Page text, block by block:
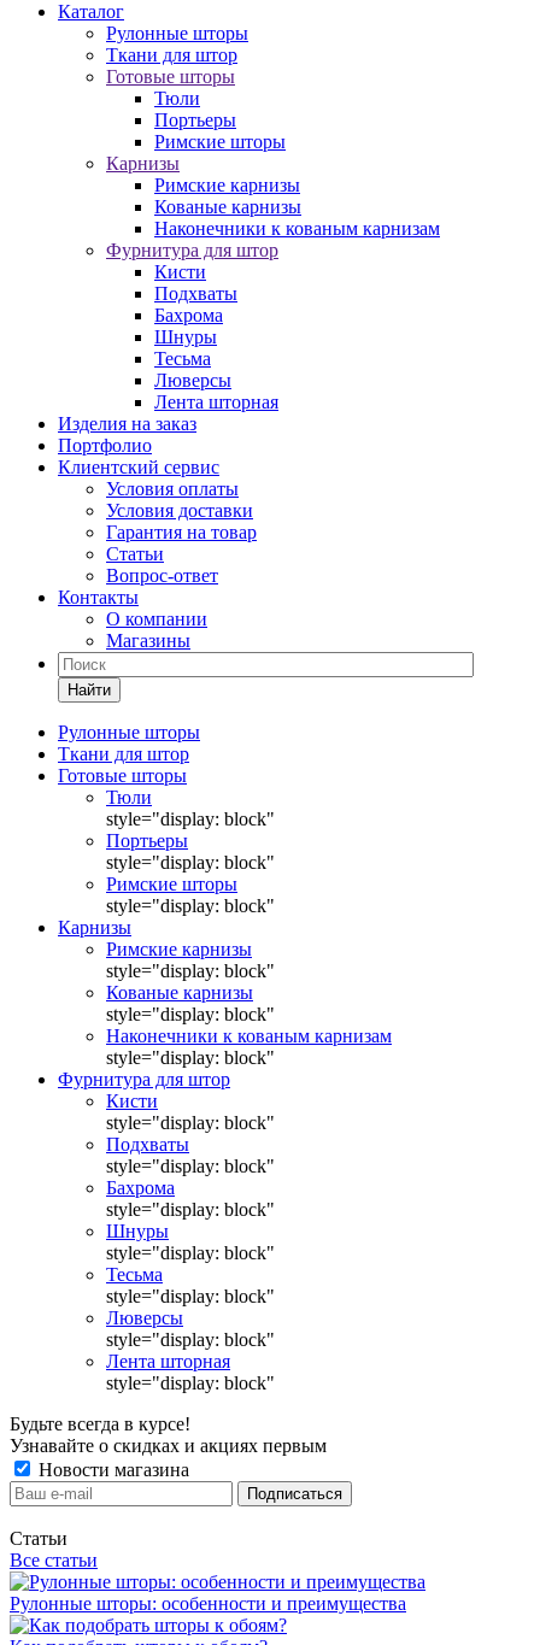
Каталог
Рулонные шторы
Ткани для штор
Готовые шторы
Тюли
Портьеры
Римские шторы
Карнизы
Римские карнизы
Кованые карнизы
Наконечники к кованым карнизам
Фурнитура для штор
Кисти
Подхваты
Бахрома
Шнуры
Тесьма
Люверсы
Лента шторная
Изделия на заказ
Портфолио
Клиентский сервис
Условия оплаты
Условия доставки
Гарантия на товар
Статьи
Вопрос-ответ
Контакты
О компании
Магазины
Найти
Рулонные шторы
Ткани для штор
Готовые шторы
Тюли
style="display: block"
Портьеры
style="display: block"
Римские шторы
style="display: block"
Карнизы
Римские карнизы
style="display: block"
Кованые карнизы
style="display: block"
Наконечники к кованым карнизам
style="display: block"
Фурнитура для штор
Кисти
style="display: block"
Подхваты
style="display: block"
Бахрома
style="display: block"
Шнуры
style="display: block"
Тесьма
style="display: block"
Люверсы
style="display: block"
Лента шторная
style="display: block"
Будьте всегда в курсе!
Узнавайте о скидках и акциях первым
Новости магазина
Статьи
Все статьи
Рулонные шторы: особенности и преимущества